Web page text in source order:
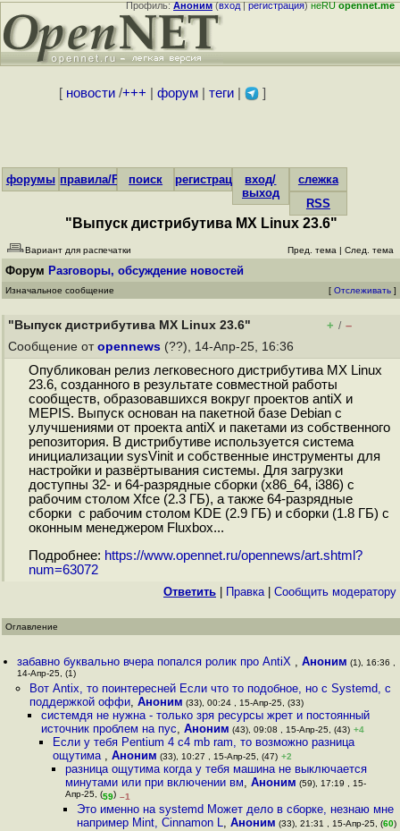
Профиль:Аноним(вход|регистрация)неRUopennet.me
[ новости/+++ форум| теги| ]
форумы правила/FAQпоиск регистрациявход/
выход
слежка
RSS
"Выпуск дистрибутива MX Linux 23.6"
Вариант для распечатки Пред. тема | След. тема
Форум Разговоры, обсуждение новостей
Изначальное сообщение [ Отслеживать ]
"Выпуск дистрибутива MX Linux 23.6" + / –
Сообщение от opennews (??), 14-Апр-25, 16:36
Опубликован релиз легковесного дистрибутива MX Linux
23.6, созданного в результате совместной работы
сообществ, образовавшихся вокруг проектов antiX и
MEPIS. Выпуск основан на пакетной базе Debian с
улучшениями от проекта antiX и пакетами из собственного
репозитория. В дистрибутиве используется система
инициализации sysVinit и собственные инструменты для
настройки и развёртывания системы. Для загрузки
доступны 32- и 64-разрядные сборки (x86_64, i386) с
рабочим столом Xfce (2.3 ГБ), а также 64-разрядные
сборки с рабочим столом KDE (2.9 ГБ) и сборки (1.8 ГБ) с
оконным менеджером Fluxbox...
Подробнее: https://www.opennet.ru/opennews/art.shtml?
num=63072
Ответить Правка| Cообщить модератору
Оглавление
забавно буквально вчера попался ролик про AntiX ,Аноним (1), 16:36 ,
14-Апр-25, (1)
Вот Antix, то поинтересней Если что то подобное, но с Systemd, с
поддержкой оффи, Аноним (33), 00:24 , 15-Апр-25, (33)
системдя не нужна - только зря ресурсы жрет и постоянный
источник проблем на пус, Аноним (43), 09:08 , 15-Апр-25, (43) +4
Если у тебя Pentium 4 с4 mb ram, то возможно разница
ощутима ,Аноним (33), 10:27 , 15-Апр-25, (47) +2
разница ощутима когда у тебя машина не выключается
минутами или при включении вм, Аноним (59), 17:19 , 15-
Апр-25, (59) –1
Это именно на systemd Может дело в сборке, незнаю мне
например Mint, Cinnamon L, Аноним (33), 21:31 , 15-Апр-25, (60)